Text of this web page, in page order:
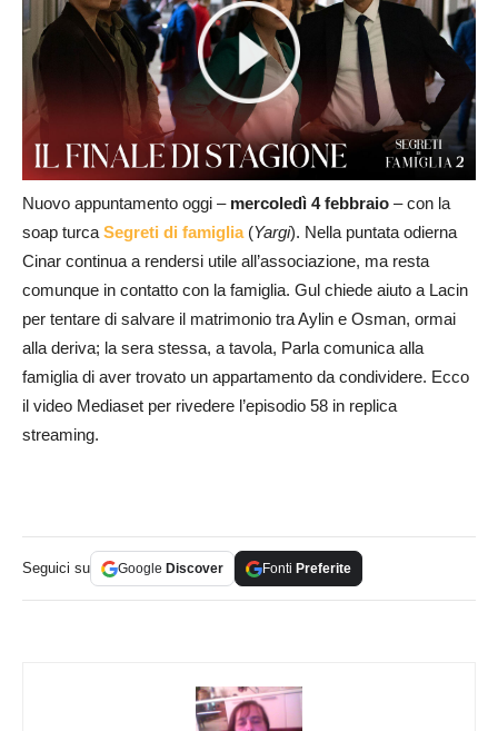
Nuovo appuntamento oggi – mercoledì 4 febbraio – con la
soap turcaSegreti di famiglia (Yargi). Nella puntata odierna
Cinar continua a rendersi utile all’associazione, ma resta
comunque in contatto con la famiglia. Gul chiede aiuto a Lacin
per tentare di salvare il matrimonio tra Aylin e Osman, ormai
alla deriva; la sera stessa, a tavola, Parla comunica alla
famiglia di aver trovato un appartamento da condividere. Ecco
il video Mediaset per rivedere l’episodio 58 in replica
streaming.
Seguici su Google Discover Fonti Preferite